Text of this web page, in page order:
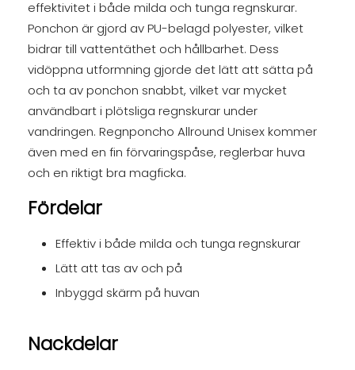
effektivitet i både milda och tunga regnskurar.
Ponchon är gjord av PU-belagd polyester, vilket
bidrar till vattentäthet och hållbarhet. Dess
vidöppna utformning gjorde det lätt att sätta på
och ta av ponchon snabbt, vilket var mycket
användbart i plötsliga regnskurar under
vandringen. Regnponcho Allround Unisex kommer
även med en fin förvaringspåse, reglerbar huva
och en riktigt bra magficka.
Fördelar
Effektiv i både milda och tunga regnskurar
Lätt att tas av och på
Inbyggd skärm på huvan
Nackdelar